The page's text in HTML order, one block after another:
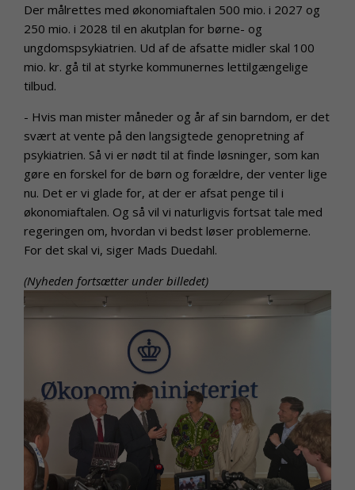
Der målrettes med økonomiaftalen 500 mio. i 2027 og
250 mio. i 2028 til en akutplan for børne- og
ungdomspsykiatrien. Ud af de afsatte midler skal 100
mio. kr. gå til at styrke kommunernes lettilgængelige
tilbud.
- Hvis man mister måneder og år af sin barndom, er det
svært at vente på den langsigtede genopretning af
psykiatrien. Så vi er nødt til at finde løsninger, som kan
gøre en forskel for de børn og forældre, der venter lige
nu. Det er vi glade for, at der er afsat penge til i
økonomiaftalen. Og så vil vi naturligvis fortsat tale med
regeringen om, hvordan vi bedst løser problemerne.
For det skal vi, siger Mads Duedahl.
(Nyheden fortsætter under billedet)